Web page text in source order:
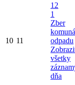
10 11
12
1
Zber
odpadu
všetky
dňa